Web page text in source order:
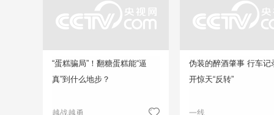
“蛋糕骗局”！翻糖蛋糕能“逼
真”到什么地步？
越战越勇
伪装的醉酒肇事 行车记
开惊天“反转”
一线